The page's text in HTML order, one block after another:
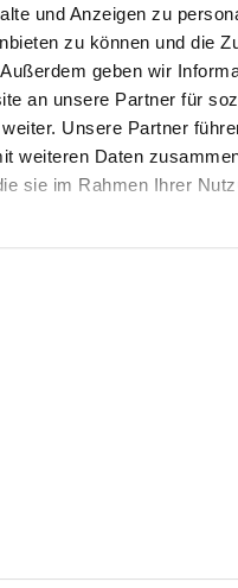
und Anzeigen zu
zu können und die
geben wir
an unsere Partner für
Unsere Partner
weiteren Daten
sie im Rahmen Ihrer
mix of 3000
yellow, green,
shades are very
color cloud when
for up to
color powder set
to large Holi
we offer you the